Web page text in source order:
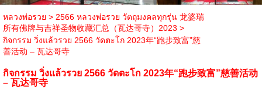
หลวงพ่อรวย > 2566 หลวงพ่อรวย วัตถุมงคลทุกรุ่น 龙婆瑞
所有佛牌与吉祥圣物收藏汇总（瓦达哥寺）2023 >
กิจกรรม วิ่งแล้วรวย 2566 วัดตะโก 2023年“跑步致富”慈
善活动 – 瓦达哥寺
กิจกรรม วิ่งแล้วรวย 2566 วัดตะโก 2023年“跑步致富”慈善活动
– 瓦达哥寺